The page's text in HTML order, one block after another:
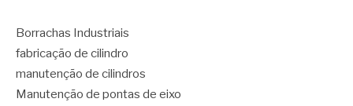
Borrachas Industriais
fabricação de cilindro
manutenção de cilindros
Manutenção de pontas de eixo